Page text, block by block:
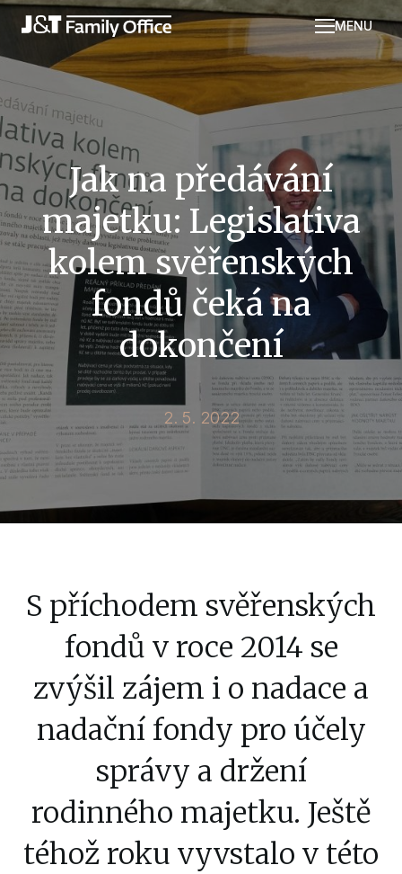
MENU
Jak na předávání
majetku: Legislativa
kolem svěřenských
fondů čeká na
dokončení
2. 5. 2022
S příchodem svěřenských
fondů v roce 2014 se
zvýšil zájem i o nadace a
nadační fondy pro účely
správy a držení
rodinného majetku. Ještě
téhož roku vyvstalo v této